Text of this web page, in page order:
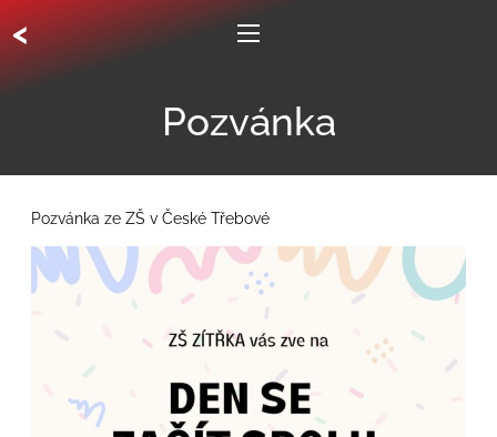
<
Pozvánka
Pozvánka ze ZŠ v České Třebové